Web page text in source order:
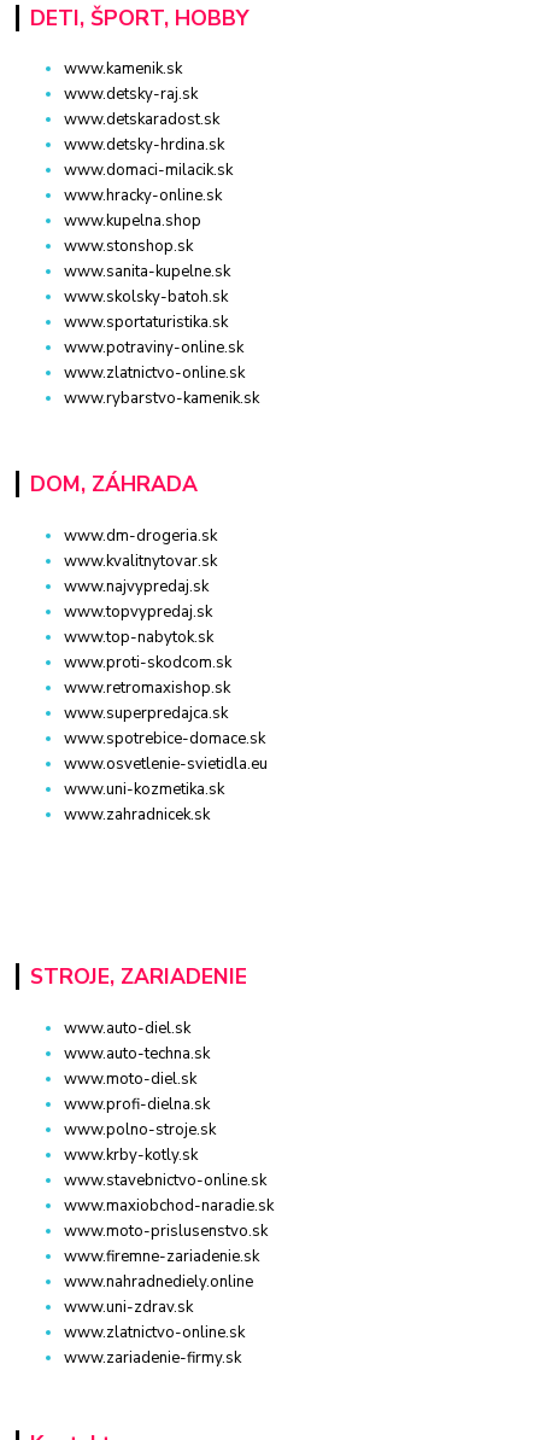
DETI, ŠPORT, HOBBY
www.kamenik.sk
www.detsky-raj.sk
www.detskaradost.sk
www.detsky-hrdina.sk
www.domaci-milacik.sk
www.hracky-online.sk
www.kupelna.shop
www.stonshop.sk
www.sanita-kupelne.sk
www.skolsky-batoh.sk
www.sportaturistika.sk
www.potraviny-online.sk
www.zlatnictvo-online.sk
www.rybarstvo-kamenik.sk
DOM, ZÁHRADA
www.dm-drogeria.sk
www.kvalitnytovar.sk
www.najvypredaj.sk
www.topvypredaj.sk
www.top-nabytok.sk
www.proti-skodcom.sk
www.retromaxishop.sk
www.superpredajca.sk
www.spotrebice-domace.sk
www.osvetlenie-svietidla.eu
www.uni-kozmetika.sk
www.zahradnicek.sk
STROJE, ZARIADENIE
www.auto-diel.sk
www.auto-techna.sk
www.moto-diel.sk
www.profi-dielna.sk
www.polno-stroje.sk
www.krby-kotly.sk
www.stavebnictvo-online.sk
www.maxiobchod-naradie.sk
www.moto-prislusenstvo.sk
www.firemne-zariadenie.sk
www.nahradnediely.online
www.uni-zdrav.sk
www.zlatnictvo-online.sk
www.zariadenie-firmy.sk